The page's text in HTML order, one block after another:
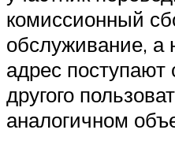
комиссионный
обслуживание, а
адрес поступают
другого
аналогичном